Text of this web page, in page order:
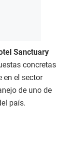
Sanctuary
concretas
en el sector
de uno de
país.